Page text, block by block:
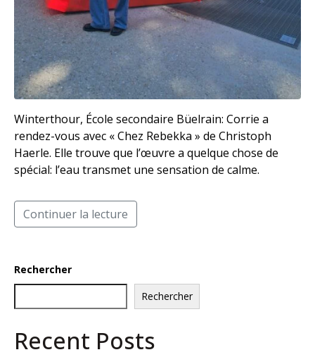
Winterthour, École secondaire Büelrain: Corrie a
rendez-vous avec « Chez Rebekka » de Christoph
Haerle. Elle trouve que l’œuvre a quelque chose de
spécial: l’eau transmet une sensation de calme.
Continuer la lecture
Rechercher
Rechercher
Recent Posts